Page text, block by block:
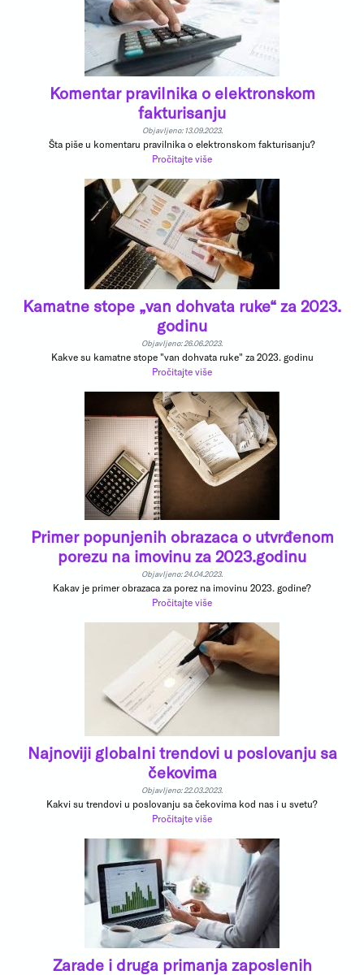
Komentar pravilnika o elektronskom
fakturisanju
Objavljeno: 13.09.2023.
Šta piše u komentaru pravilnika o elektronskom fakturisanju?
Pročitajte više
Kamatne stope „van dohvata ruke“ za 2023.
godinu
Objavljeno: 26.06.2023.
Kakve su kamatne stope "van dohvata ruke" za 2023. godinu
Pročitajte više
Primer popunjenih obrazaca o utvrđenom
porezu na imovinu za 2023.godinu
Objavljeno: 24.04.2023.
Kakav je primer obrazaca za porez na imovinu 2023. godine?
Pročitajte više
Najnoviji globalni trendovi u poslovanju sa
čekovima
Objavljeno: 22.03.2023.
Kakvi su trendovi u poslovanju sa čekovima kod nas i u svetu?
Pročitajte više
Zarade i druga primanja zaposlenih